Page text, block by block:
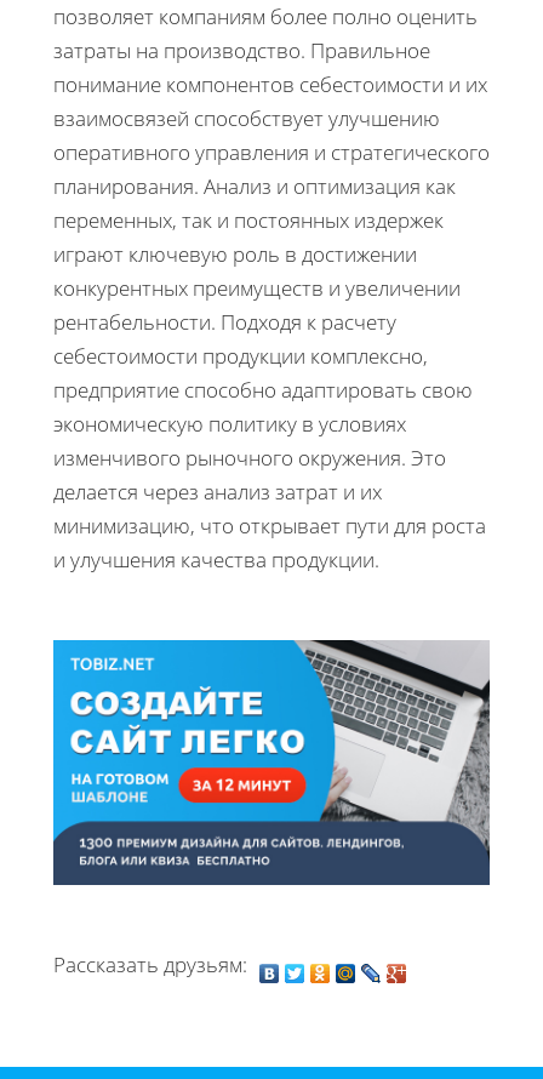
позволяет компаниям более полно оценить
затраты на производство. Правильное
понимание компонентов себестоимости и их
взаимосвязей способствует улучшению
оперативного управления и стратегического
планирования. Анализ и оптимизация как
переменных, так и постоянных издержек
играют ключевую роль в достижении
конкурентных преимуществ и увеличении
рентабельности. Подходя к расчету
себестоимости продукции комплексно,
предприятие способно адаптировать свою
экономическую политику в условиях
изменчивого рыночного окружения. Это
делается через анализ затрат и их
минимизацию, что открывает пути для роста
и улучшения качества продукции.
Рассказать друзьям: